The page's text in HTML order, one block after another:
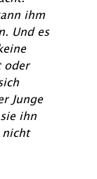
ihm
Und es
oder
Junge
ihn